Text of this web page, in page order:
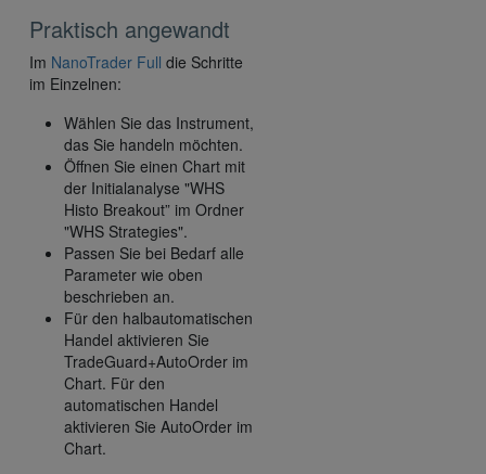
Praktisch angewandt
Im NanoTrader Full die Schritte
im Einzelnen:
Wählen Sie das Instrument,
das Sie handeln möchten.
Öffnen Sie einen Chart mit
der Initialanalyse "WHS
Histo Breakout” im Ordner
"WHS Strategies".
Passen Sie bei Bedarf alle
Parameter wie oben
beschrieben an.
Für den halbautomatischen
Handel aktivieren Sie
TradeGuard+AutoOrder im
Chart. Für den
automatischen Handel
aktivieren Sie AutoOrder im
Chart.